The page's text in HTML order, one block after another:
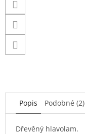
Popis Podobné (2)
Dřevěný hlavolam.